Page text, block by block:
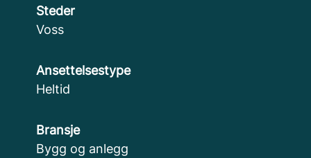
Steder
Voss
Ansettelsestype
Heltid
Bransje
Bygg og anlegg